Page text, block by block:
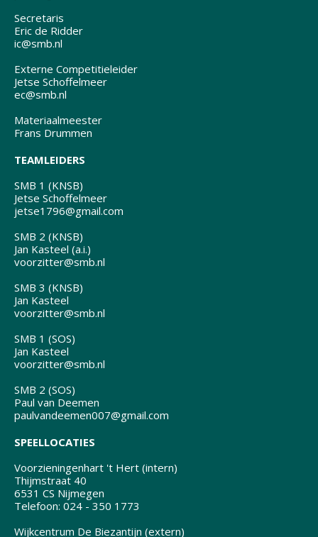
Secretaris
Eric de Ridder
ic@smb.nl
Externe Competitieleider
Jetse Schoffelmeer
ec@smb.nl
Materiaalmeester
Frans Drummen
TEAMLEIDERS
SMB 1 (KNSB)
Jetse Schoffelmeer
jetse1796@gmail.com
SMB 2 (KNSB)
Jan Kasteel (a.i.)
voorzitter@smb.nl
SMB 3 (KNSB)
Jan Kasteel
voorzitter@smb.nl
SMB 1 (SOS)
Jan Kasteel
voorzitter@smb.nl
SMB 2 (SOS)
Paul van Deemen
paulvandeemen007@gmail.com
SPEELLOCATIES
Voorzieningenhart 't Hert (intern)
Thijmstraat 40
6531 CS Nijmegen
Telefoon: 024 - 350 1773
Wijkcentrum De Biezantijn (extern)